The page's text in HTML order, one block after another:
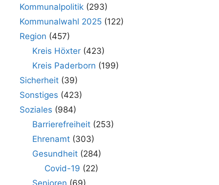
Kommunalpolitik (293)
Kommunalwahl 2025 (122)
Region (457)
Kreis Höxter(423)
Kreis Paderborn (199)
Sicherheit (39)
Sonstiges (423)
Soziales (984)
Barrierefreiheit(253)
Ehrenamt(303)
Gesundheit(284)
Covid-19 (22)
Senioren (69)